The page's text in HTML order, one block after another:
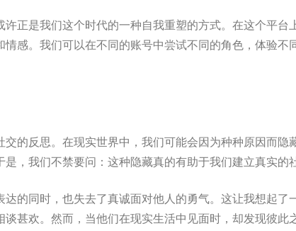
正是我们这个时代的一种自我重塑的方式。在这个平台
感。我们可以在不同的账号中尝试不同的角色，体验不
的反思。在现实世界中，我们可能会因为种种原因而隐
是，我们不禁要问：这种隐藏真的有助于我们建立真实的
的同时，也失去了真诚面对他人的勇气。这让我想起了
谈甚欢。然而，当他们在现实生活中见面时，却发现彼此